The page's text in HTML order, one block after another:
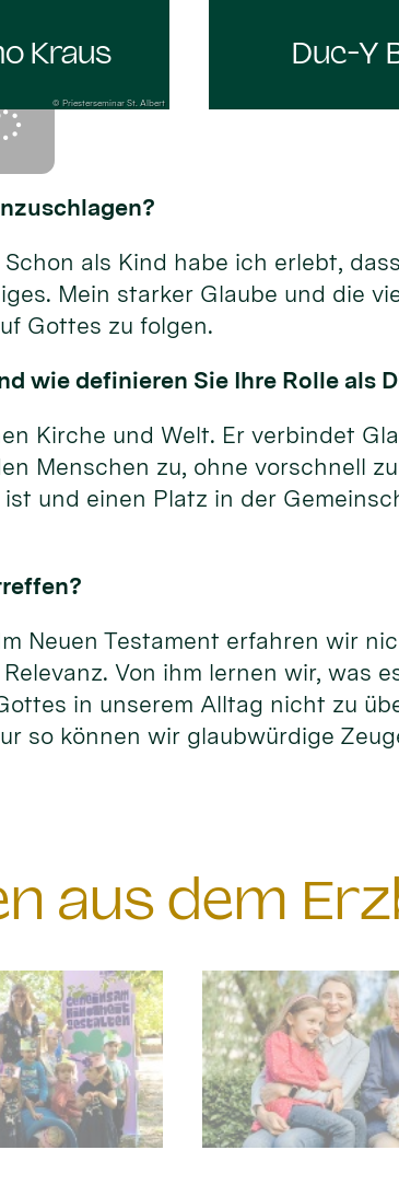
als Kind habe ich erlebt,
Mein starker Glaube und die
Gottes zu folgen.
wie definieren Sie Ihre Rolle als
Kirche und Welt. Er verbindet
Menschen zu, ohne vorschnell
und einen Platz in der
Neuen Testament erfahren wir
Von ihm lernen wir, was
in unserem Alltag nicht zu
so können wir glaubwürdige
Kraus
© Priesterseminar St. Albert
Duc-Y
aus dem